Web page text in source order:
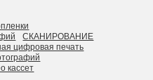
СКАНИРОВАНИЕ
цифровая печать
кассет